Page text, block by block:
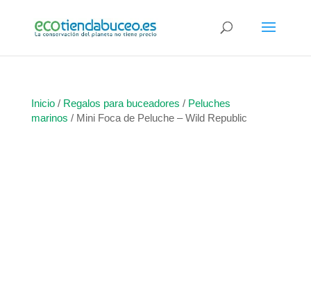
Inicio/ Regalos para buceadores / Peluches
marinos / Mini Foca de Peluche – Wild Republic